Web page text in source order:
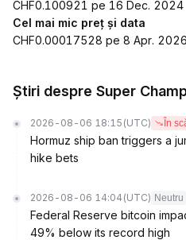
CHF0.100921 pe 16 Dec. 2024
Cel mai mic preț și data
CHF0.00017528 pe 8 Apr. 2026
Știri despre Super
2026-08-06 18:15 (UTC) În
Hormuz ship ban triggers a
hike bets
2026-08-06 14:04 (UTC) Neutru
Federal Reserve bitcoin
49% below its record high